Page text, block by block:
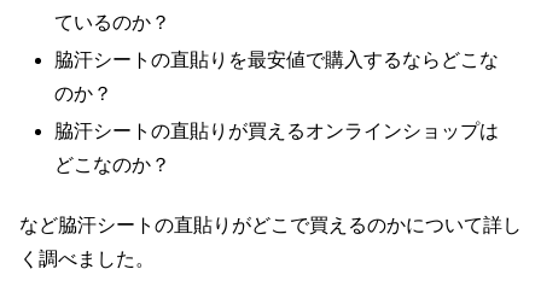
ているのか？
脇汗シートの直貼りを最安値で購入するならどこな
のか？
脇汗シートの直貼りが買えるオンラインショップは
どこなのか？
など脇汗シートの直貼りがどこで買えるのかについて詳し
く調べました。